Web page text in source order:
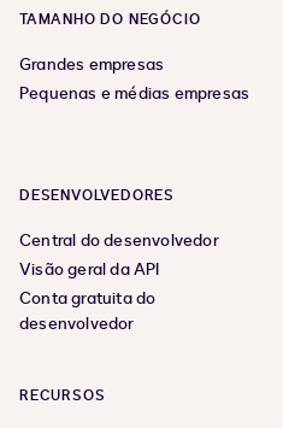
TAMANHO DO NEGÓCIO
Grandes empresas
Pequenas e médias empresas
DESENVOLVEDORES
Central do desenvolvedor
Visão geral da API
Conta gratuita do
desenvolvedor
RECURSOS